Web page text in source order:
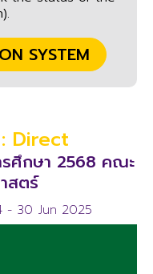
SYSTEM
Direct
รศึกษา 2568 คณะ
สตร์
- 30 Jun 2025